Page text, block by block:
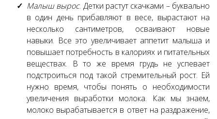
Малыш вырос. Детки растут скачками – буквально
в один день прибавляют в весе, вырастают на
несколько сантиметров, осваивают новые
навыки. Все это увеличивает аппетит малыша и
повышает потребность в калориях и питательных
веществах. В то же время грудь не успевает
подстроиться под такой стремительный рост. Ей
нужно время, чтобы понять о необходимости
увеличения выработки молока. Как мы знаем,
молоко вырабатывается в ответ на раздражение,